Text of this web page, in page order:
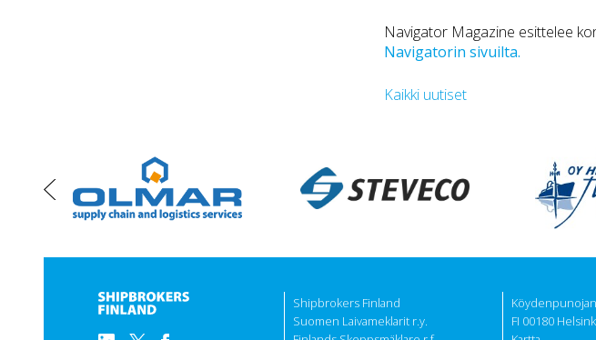
Navigator Magazine esittelee
Navigatorin sivuilta.
Kaikki uutiset
vasen
Shipbrokers Finland
Suomen Laivameklarit r.y.
FI 00180